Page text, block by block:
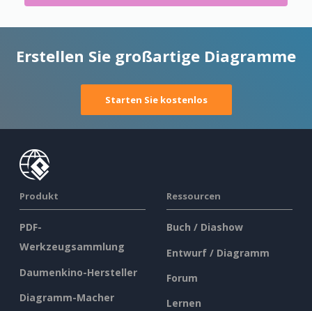
Erstellen Sie großartige Diagramme
Starten Sie kostenlos
Produkt
PDF-
Werkzeugsammlung
Daumenkino-Hersteller
Diagramm-Macher
Ressourcen
Buch / Diashow
Entwurf / Diagramm
Forum
Lernen